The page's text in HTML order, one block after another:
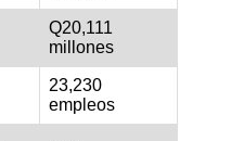
Q20,111
millones
23,230
empleos